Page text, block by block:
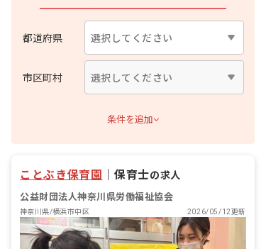
都道府県
市区町村
条件を追加
ことぶき保育園 ｜保育士の求人
公益財団法人神奈川県労働福祉協会
神奈川県/横浜市中区 2026/05/12更新